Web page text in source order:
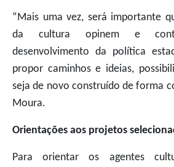
“Mais uma vez, será importante
da cultura opinem e
desenvolvimento da política
propor caminhos e ideias,
seja de novo construído de forma
Moura.
Orientações aos projetos
Para orientar os agentes